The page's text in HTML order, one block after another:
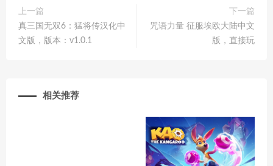
上一篇
真三国无双6：猛将传汉化中
文版，版本：v1.0.1
下一篇
咒语力量 征服埃欧大陆中文
版，直接玩
相关推荐